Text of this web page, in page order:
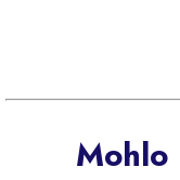
Mohlo